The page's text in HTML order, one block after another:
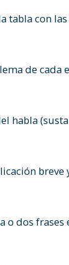
tabla con
de cada
habla
o dos